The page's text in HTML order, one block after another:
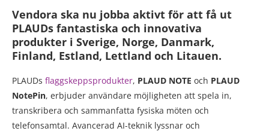
Vendora ska nu jobba aktivt för att få ut
PLAUDs fantastiska och innovativa
produkter i Sverige, Norge, Danmark,
Finland, Estland, Lettland och Litauen.
PLAUDs flaggskeppsprodukter, PLAUD NOTE och PLAUD
NotePin, erbjuder användare möjligheten att spela in,
transkribera och sammanfatta fysiska möten och
telefonsamtal. Avancerad AI-teknik lyssnar och